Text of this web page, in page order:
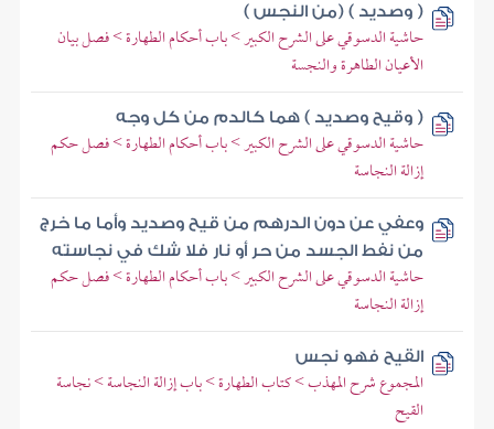
( وصديد ) (من النجس )
حاشية الدسوقي على الشرح الكبير > باب أحكام الطهارة > فصل بيان
الأعيان الطاهرة والنجسة
( وقيح وصديد ) هما كالدم من كل وجه
حاشية الدسوقي على الشرح الكبير > باب أحكام الطهارة > فصل حكم
إزالة النجاسة
وعفي عن دون الدرهم من قيح وصديد وأما ما خرج
من نفط الجسد من حر أو نار فلا شك في نجاسته
حاشية الدسوقي على الشرح الكبير > باب أحكام الطهارة > فصل حكم
إزالة النجاسة
القيح فهو نجس
المجموع شرح المهذب > كتاب الطهارة > باب إزالة النجاسة > نجاسة
القيح